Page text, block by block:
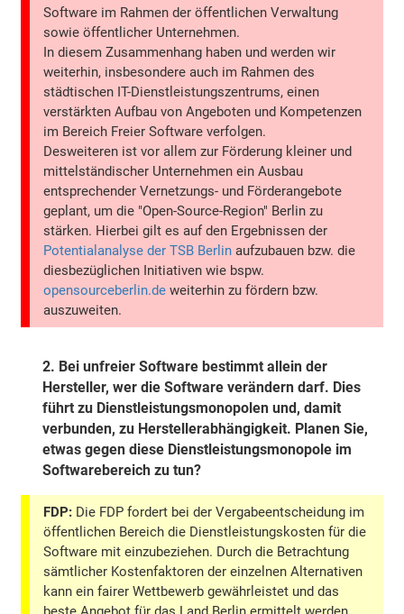
Software im Rahmen der öffentlichen Verwaltung
sowie öffentlicher Unternehmen.
In diesem Zusammenhang haben und werden wir
weiterhin, insbesondere auch im Rahmen des
städtischen IT-Dienstleistungszentrums, einen
verstärkten Aufbau von Angeboten und Kompetenzen
im Bereich Freier Software verfolgen.
Desweiteren ist vor allem zur Förderung kleiner und
mittelständischer Unternehmen ein Ausbau
entsprechender Vernetzungs- und Förderangebote
geplant, um die "Open-Source-Region" Berlin zu
stärken. Hierbei gilt es auf den Ergebnissen der
Potentialanalyse der TSB Berlin aufzubauen bzw. die
diesbezüglichen Initiativen wie bspw.
opensourceberlin.de weiterhin zu fördern bzw.
auszuweiten.
2. Bei unfreier Software bestimmt allein der
Hersteller, wer die Software verändern darf. Dies
führt zu Dienstleistungsmonopolen und, damit
verbunden, zu Herstellerabhängigkeit. Planen Sie,
etwas gegen diese Dienstleistungsmonopole im
Softwarebereich zu tun?
FDP: Die FDP fordert bei der Vergabeentscheidung im
öffentlichen Bereich die Dienstleistungskosten für die
Software mit einzubeziehen. Durch die Betrachtung
sämtlicher Kostenfaktoren der einzelnen Alternativen
kann ein fairer Wettbewerb gewährleistet und das